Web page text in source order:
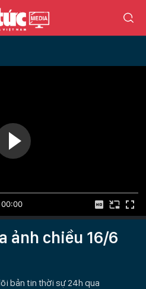
ảnh chiều 16/6
bản tin thời sự 24h qua